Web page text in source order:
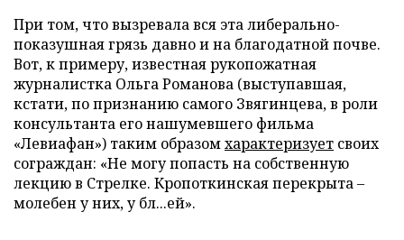
При том, что вызревала вся эта либерально-
показушная грязь давно и на благодатной почве.
Вот, к примеру, известная рукопожатная
журналистка Ольга Романова (выступавшая,
кстати, по признанию самого Звягинцева, в роли
консультанта его нашумевшего фильма
«Левиафан») таким образомхарактеризует своих
сограждан: «Не могу попасть на собственную
лекцию в Стрелке. Кропоткинская перекрыта –
молебен у них, у бл...ей».